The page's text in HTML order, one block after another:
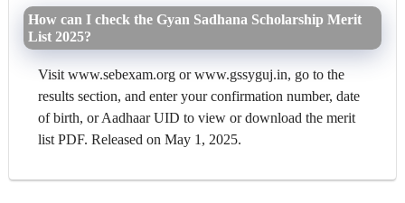
How can I check the Gyan Sadhana Scholarship Merit
List 2025?
Visit www.sebexam.org or www.gssyguj.in, go to the
results section, and enter your confirmation number, date
of birth, or Aadhaar UID to view or download the merit
list PDF. Released on May 1, 2025.